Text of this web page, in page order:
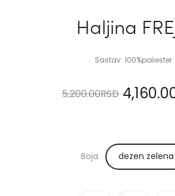
Haljina
Sastav: 100%poliester
5,200.00RSD
je
Boja dezen zelena